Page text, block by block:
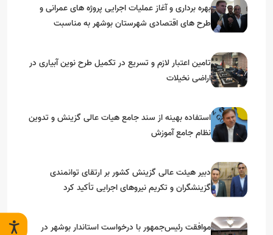
بهره برداری و آغاز عملیات اجرایی پروژه های عمرانی و
طرح های اقتصادی شهرستان بوشهر به مناسبت
تامین اعتبار لازم و تسریع در تکمیل طرح نوین آبیاری در
اراضی نخیلات
استفاده بهینه از سند جامع هیات عالی گزینش و‌ تدوین
نظام جامع آموزش
دبیر هیئت عالی گزینش کشور بر ارتقای توانمندی
گزینشگران و تکریم نیروهای اجرایی تأکید کرد
موافقت رئیس‌جمهور با درخواست استاندار بوشهر در